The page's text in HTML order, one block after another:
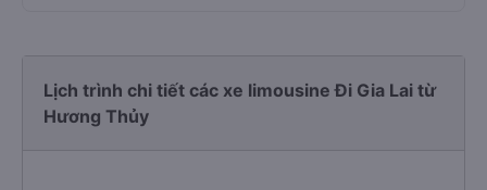
Lịch trình chi tiết các xe limousine Đi Gia Lai từ
Hương Thủy